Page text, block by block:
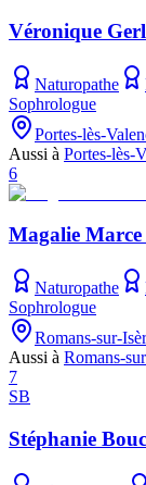
Véronique
Naturopathe
Sophrologue
Portes-lès-
Aussi à Portes-lès-
6
Magalie
Naturopathe
Sophrologue
Romans-sur-
Aussi à Romans-
7
SB
Stéphanie